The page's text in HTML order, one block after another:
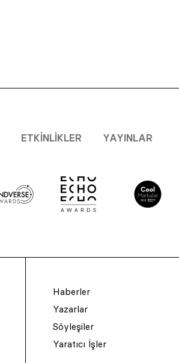
ETKINLIKLER YAYINLAR
Haberler
Yazarlar
Söyleşiler
Yaratıcı İşler